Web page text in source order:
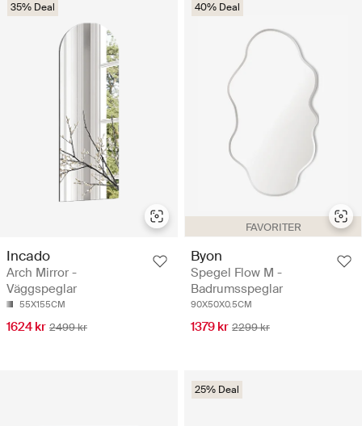
35% Deal
Incado
Arch Mirror -
Väggspeglar
55X155CM
1624 kr 2499 kr
FAVORITER
40% Deal
Byon
Spegel Flow M -
Badrumsspeglar
90X50X0.5CM
1379 kr 2299 kr
25% Deal